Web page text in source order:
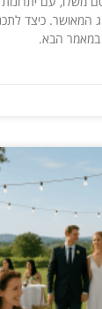
המאושר. כיצד
במאמר הבא.